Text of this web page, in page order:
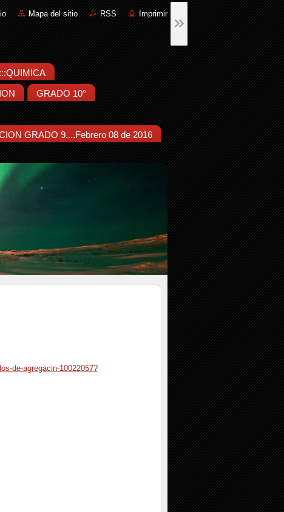
Mapa del sitio RSS Imprimir
GRADO 10°
GRADO 9....Febrero 08 de 2016
de-agregacin-10022057?